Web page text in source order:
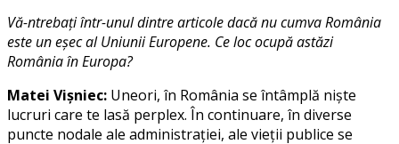
Vă-ntrebați într-unul dintre articole dacă nu cumva România
este un eșec al Uniunii Europene. Ce loc ocupă astăzi
România în Europa?
Matei Vișniec: Uneori, în România se întâmplă niște
lucruri care te lasă perplex. În continuare, în diverse
puncte nodale ale administrației, ale vieții publice se